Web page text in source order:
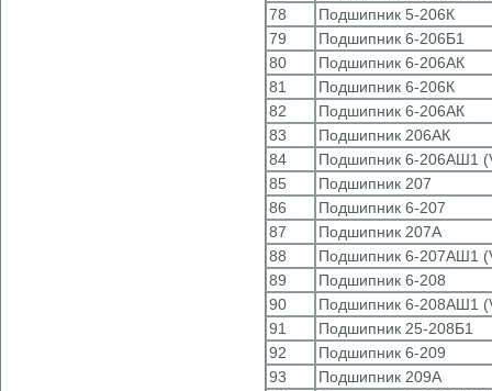
78
Подшипник 5-206К
79
Подшипник 6-206Б1
80
Подшипник 6-206АК
81
Подшипник 6-206К
82
Подшипник 6-206АК
83
Подшипник 206АК
84
Подшипник 6-206АШ1
85
Подшипник 207
86
Подшипник 6-207
87
Подшипник 207А
88
Подшипник 6-207АШ1
89
Подшипник 6-208
90
Подшипник 6-208АШ1
91
Подшипник 25-208Б1
92
Подшипник 6-209
93
Подшипник 209А